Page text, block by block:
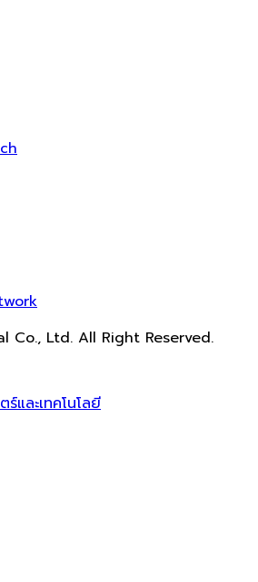
Co., Ltd. All Right Reserved.
และเทคโนโลยี